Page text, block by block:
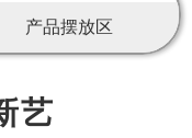
产品摆放区
艺